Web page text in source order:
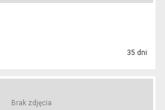
35 dni
Brak zdjęcia